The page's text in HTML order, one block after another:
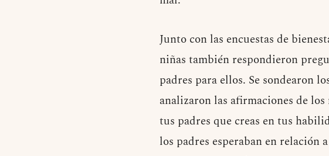
Junto con las encuestas de
niñas también respondieron
padres para ellos. Se sondearon
analizaron las afirmaciones de
tus padres que creas en tus
los padres esperaban en relación